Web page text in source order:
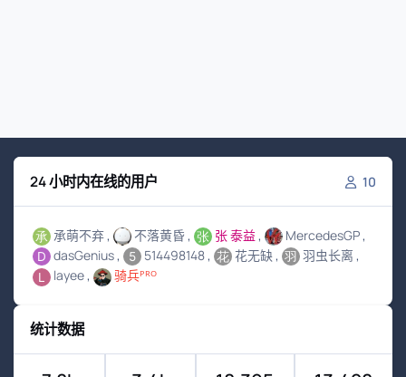
24 小时内在线的用户 10
承萌不弃 不落黄昏 张 泰益
MercedesGP
dasGenius
514498148 花无缺
羽虫长离
layee
骑兵ᴾᴿᴼ
统计数据